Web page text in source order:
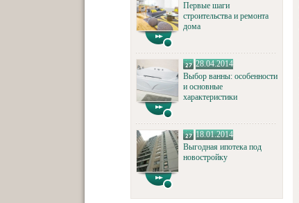
Первые шаги
строительства и ремонта
дома
28.04.2014
Выбор ванны: особенности
и основные
характеристики
18.01.2014
Выгодная ипотека под
новостройку